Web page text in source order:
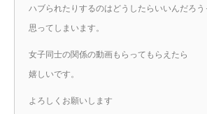
ハブられたりするのはどうしたらいいんだろう
思ってしまいます。
女子同士の関係の動画もらってもらえたら
嬉しいです。
よろしくお願いします